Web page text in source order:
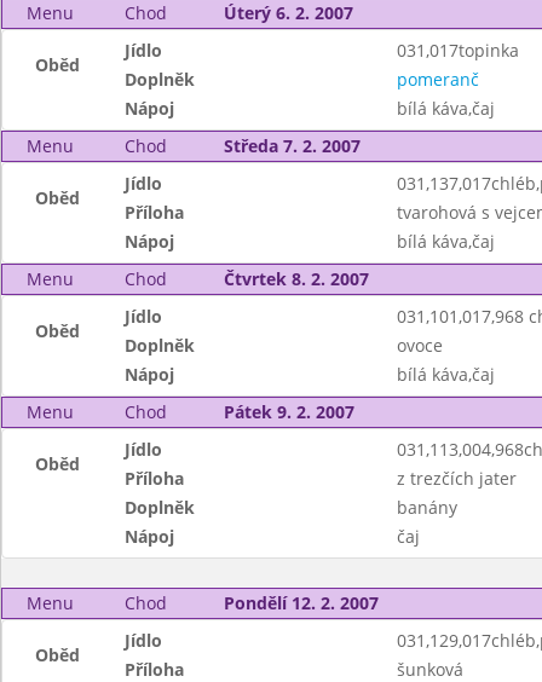
Menu
Chod Úterý 6. 2. 2007
Oběd
Jídlo
031,017topinka
Doplněk
pomeranč
Nápoj
bílá káva,čaj
Menu
Chod Středa 7. 2. 2007
Oběd
Jídlo
Příloha
tvarohová s
Nápoj
bílá káva,čaj
Menu
Chod Čtvrtek 8. 2. 2007
Oběd
Jídlo
031,101,017,968
Doplněk
ovoce
Nápoj
bílá káva,čaj
Menu
Chod Pátek 9. 2. 2007
Oběd
Jídlo
Příloha
z trezčích jater
Doplněk
banány
Nápoj
čaj
Menu Chod Pondělí 12. 2. 2007
Oběd
Jídlo
Příloha
šunková